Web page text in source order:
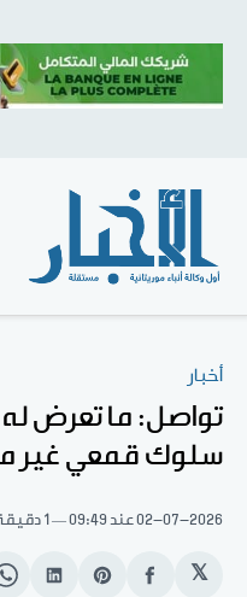
أخبار
تواصل: ما تعرض
سلوك قمعي غير
02-07-2026عند 09:49 1 دقيقة قراءة
𝕏
انشر
Shareانشر